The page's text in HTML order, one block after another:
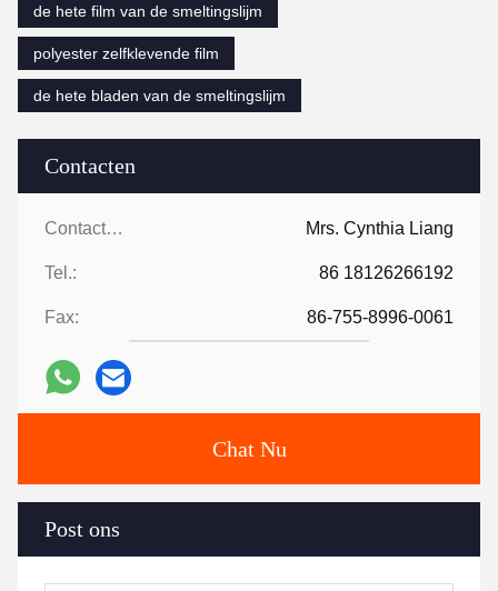
Contacten
Contacten: Mrs. Cynthia Liang
Tel.: 86 18126266192
Fax: 86-755-8996-0061
Chat Nu
Post ons
de hete film van de smeltingslijm
polyester zelfklevende film
de hete bladen van de smeltingslijm